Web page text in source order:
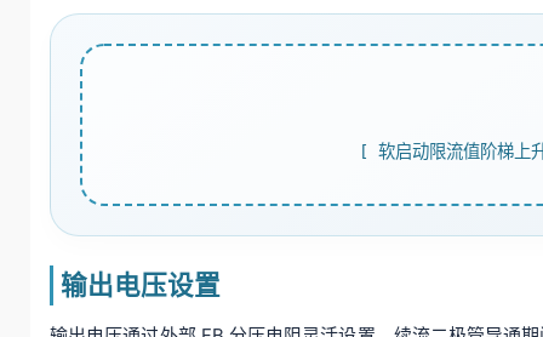
[ 软启动限流值阶梯上
输出电压设置